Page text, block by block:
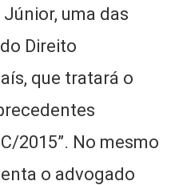
uma das
Direito
que tratará o
2015”. No mesmo
o advogado